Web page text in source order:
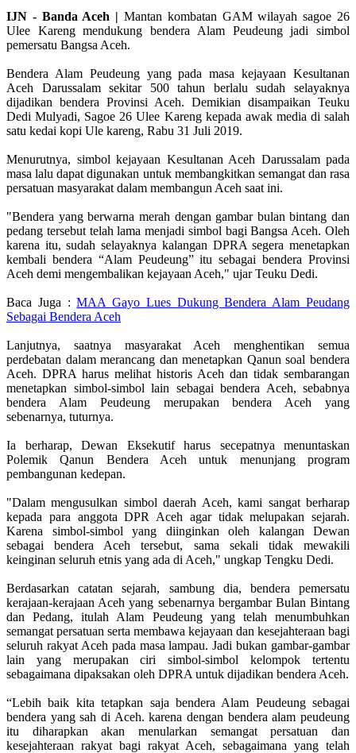
IJN - Banda Aceh | Mantan kombatan GAM wilayah sagoe 26
Ulee Kareng mendukung bendera Alam Peudeung jadi simbol
pemersatu Bangsa Aceh.
Bendera Alam Peudeung yang pada masa kejayaan Kesultanan
Aceh Darussalam sekitar 500 tahun berlalu sudah selayaknya
dijadikan bendera Provinsi Aceh. Demikian disampaikan Teuku
Dedi Mulyadi, Sagoe 26 Ulee Kareng kepada awak media di salah
satu kedai kopi Ule kareng, Rabu 31 Juli 2019.
Menurutnya, simbol kejayaan Kesultanan Aceh Darussalam pada
masa lalu dapat digunakan untuk membangkitkan semangat dan rasa
persatuan masyarakat dalam membangun Aceh saat ini.
"Bendera yang berwarna merah dengan gambar bulan bintang dan
pedang tersebut telah lama menjadi simbol bagi Bangsa Aceh. Oleh
karena itu, sudah selayaknya kalangan DPRA segera menetapkan
kembali bendera “Alam Peudeung” itu sebagai bendera Provinsi
Aceh demi mengembalikan kejayaan Aceh," ujar Teuku Dedi.
Baca Juga :MAA Gayo Lues Dukung Bendera Alam Peudang
Sebagai Bendera Aceh
Lanjutnya, saatnya masyarakat Aceh menghentikan semua
perdebatan dalam merancang dan menetapkan Qanun soal bendera
Aceh. DPRA harus melihat historis Aceh dan tidak sembarangan
menetapkan simbol-simbol lain sebagai bendera Aceh, sebabnya
bendera Alam Peudeung merupakan bendera Aceh yang
sebenarnya, tuturnya.
Ia berharap, Dewan Eksekutif harus secepatnya menuntaskan
Polemik Qanun Bendera Aceh untuk menunjang program
pembangunan kedepan.
"Dalam mengusulkan simbol daerah Aceh, kami sangat berharap
kepada para anggota DPR Aceh agar tidak melupakan sejarah.
Karena simbol-simbol yang diinginkan oleh kalangan Dewan
sebagai bendera Aceh tersebut, sama sekali tidak mewakili
keinginan seluruh etnis yang ada di Aceh," ungkap Tengku Dedi.
Berdasarkan catatan sejarah, sambung dia, bendera pemersatu
kerajaan-kerajaan Aceh yang sebenarnya bergambar Bulan Bintang
dan Pedang, itulah Alam Peudeung yang telah menumbuhkan
semangat persatuan serta membawa kejayaan dan kesejahteraan bagi
seluruh rakyat Aceh pada masa lampau. Jadi bukan gambar-gambar
lain yang merupakan ciri simbol-simbol kelompok tertentu
sebagaimana dipaksakan oleh DPRA untuk dijadikan bendera Aceh.
“Lebih baik kita tetapkan saja bendera Alam Peudeung sebagai
bendera yang sah di Aceh. karena dengan bendera alam peudeung
itu diharapkan akan menularkan semangat persatuan dan
kesejahteraan rakyat bagi rakyat Aceh, sebagaimana yang telah